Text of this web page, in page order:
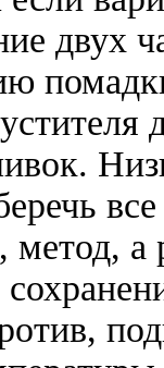
двух
метод, а